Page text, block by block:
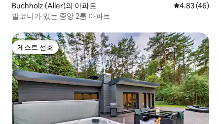
Buchholz (Aller)의 아파트 평점 4.83점(5
4.83 (46)
발코니가 있는 중앙 2룸 아파트
게스트 선호
게스트 선호